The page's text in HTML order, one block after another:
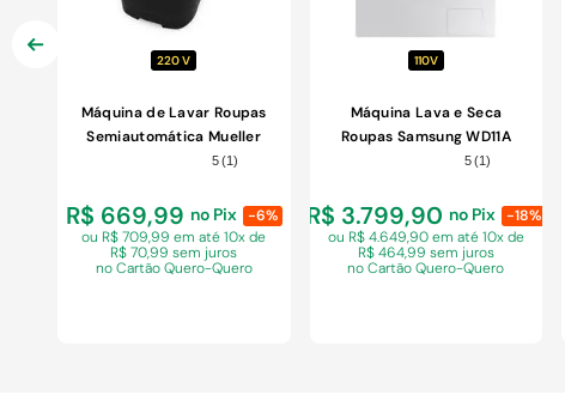
220 V
Máquina de Lavar Roupas
Semiautomática Mueller
Big 20Kg Preta 220V
5(1)
R$ 669,99 no Pix
-6%
ou R$ 709,99 ematé 10x de
R$ 70,99 sem juros
no Cartão Quero-Quero
110V
Máquina Lava e Seca
Roupas Samsung WD11A
11Kg Branco 110V
5(1)
R$ 3.799,90 no Pix
-18%
ou R$ 4.649,90 em até 10x de
R$ 464,99 sem juros
no Cartão Quero-Quero